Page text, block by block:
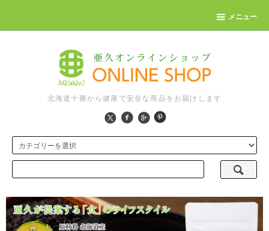
メニュー
北海道十勝から健康で安全な商品をお届けします